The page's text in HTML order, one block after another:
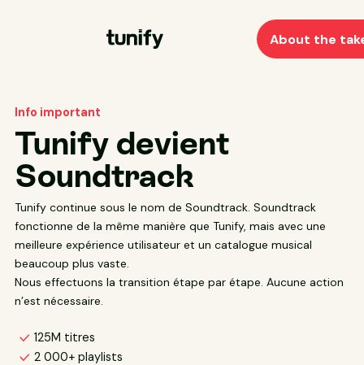
About the
Info important
Tunify devient
Soundtrack
Tunify continue sous le nom de Soundtrack. Soundtrack
fonctionne de la même manière que Tunify, mais avec une
meilleure expérience utilisateur et un catalogue musical
beaucoup plus vaste.
Nous effectuons la transition étape par étape. Aucune action
n’est nécessaire.
125M titres
2 000+ playlists